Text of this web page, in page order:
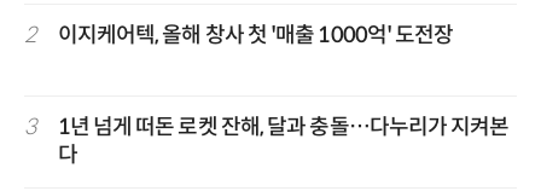
2 이지케어텍, 올해 창사 첫 '매출 1000억' 도전장
3
1년 넘게 떠돈 로켓 잔해, 달과 충돌…다누리가 지켜본
다